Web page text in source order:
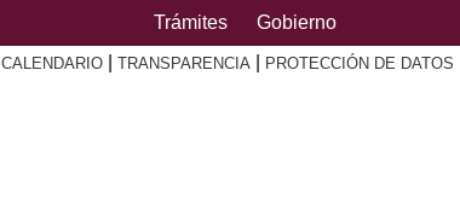
Trámites Gobierno
CALENDARIO TRANSPARENCIA PROTECCIÓN DE DATOS